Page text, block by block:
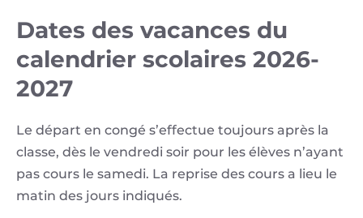
Dates des vacances du
calendrier scolaires 2026-
2027
Le départ en congé s’effectue toujours après la
classe, dès le vendredi soir pour les élèves n’ayant
pas cours le samedi. La reprise des cours a lieu le
matin des jours indiqués.